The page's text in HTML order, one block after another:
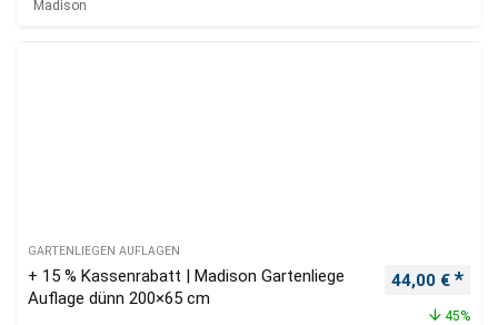
Madison
GARTENLIEGEN AUFLAGEN
+ 15 % Kassenrabatt | Madison Gartenliege
Auflage dünn 200×65 cm
44,00 €
45%